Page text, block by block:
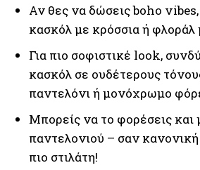
Αν θες να δώσεις boho
κασκόλ με κρόσσια ή φλοράλ
Για πιο σοφιστικέ look,
κασκόλ σε ουδέτερους
παντελόνι ή μονόχρωμο
Μπορείς να το φορέσεις και
παντελονιού – σαν
πιο στιλάτη!